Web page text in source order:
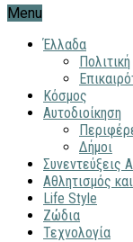
Menu
Έλλαδα
Πολιτική
Κόσμος
Αυτοδιοίκηση
Δήμοι
Συνεντεύξεις
Αθλητισμός
Life Style
Ζώδια
Τεχνολογία